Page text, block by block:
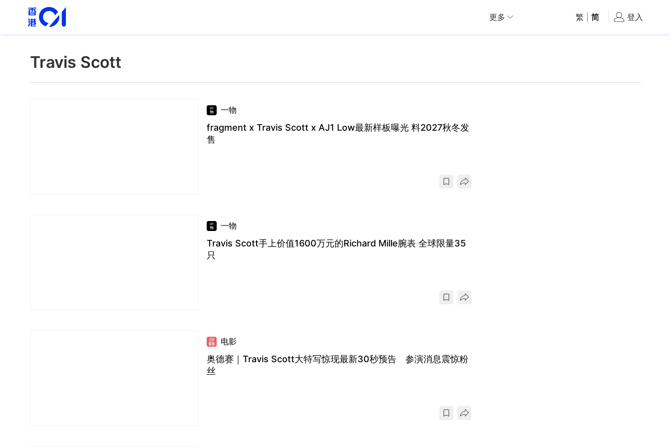
更多 繁 简 登入
Travis Scott
一物
fragment x Travis Scott x AJ1 Low最新样板曝光 料2027秋冬发
售
一物
Travis Scott手上价值1600万元的Richard Mille腕表 全球限量35
只
电影
奥德赛｜Travis Scott大特写惊现最新30秒预告 参演消息震惊粉
丝